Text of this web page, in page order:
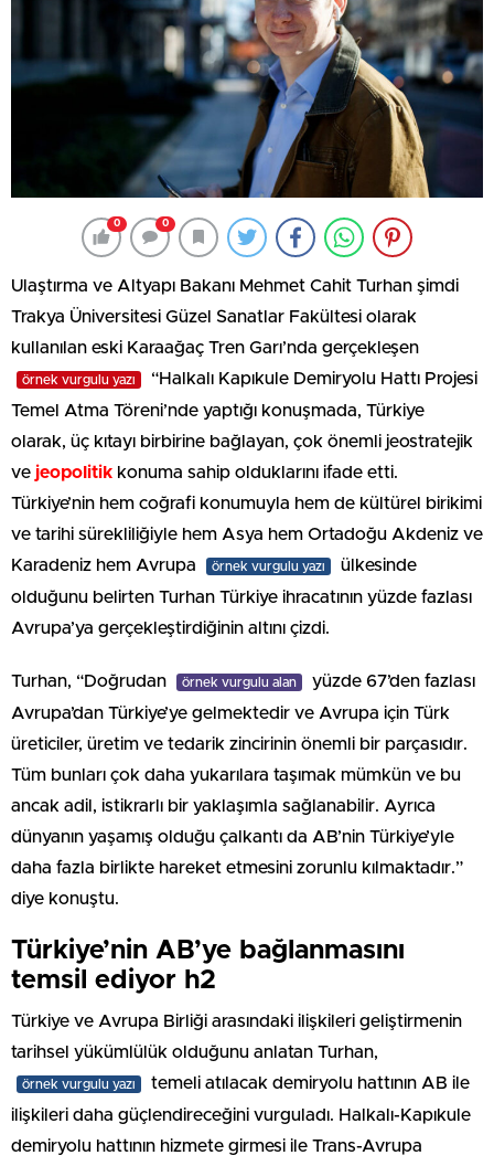
0 0
Ulaştırma ve Altyapı Bakanı Mehmet Cahit Turhan şimdi
Trakya Üniversitesi Güzel Sanatlar Fakültesi olarak
kullanılan eski Karaağaç Tren Garı’nda gerçekleşen
örnek vurgulu yazı
“Halkalı Kapıkule Demiryolu Hattı Projesi
Temel Atma Töreni’nde yaptığı konuşmada, Türkiye
olarak, üç kıtayı birbirine bağlayan, çok önemli jeostratejik
ve jeopolitik konuma sahip olduklarını ifade etti.
Türkiye’nin hem coğrafi konumuyla hem de kültürel birikimi
ve tarihi sürekliliğiyle hem Asya hem Ortadoğu Akdeniz ve
Karadeniz hem Avrupa
örnek vurgulu yazı
ülkesinde
olduğunu belirten Turhan Türkiye ihracatının yüzde fazlası
Avrupa’ya gerçekleştirdiğinin altını çizdi.
Turhan, “Doğrudan örnek vurgulu alan
yüzde 67’den fazlası
Avrupa’dan Türkiye’ye gelmektedir ve Avrupa için Türk
üreticiler, üretim ve tedarik zincirinin önemli bir parçasıdır.
Tüm bunları çok daha yukarılara taşımak mümkün ve bu
ancak adil, istikrarlı bir yaklaşımla sağlanabilir. Ayrıca
dünyanın yaşamış olduğu çalkantı da AB’nin Türkiye’yle
daha fazla birlikte hareket etmesini zorunlu kılmaktadır.”
diye konuştu.
Türkiye’nin AB’ye bağlanmasını
temsil ediyor h2
Türkiye ve Avrupa Birliği arasındaki ilişkileri geliştirmenin
tarihsel yükümlülük olduğunu anlatan Turhan,
örnek vurgulu yazı
temeli atılacak demiryolu hattının AB ile
ilişkileri daha güçlendireceğini vurguladı. Halkalı-Kapıkule
demiryolu hattının hizmete girmesi ile Trans-Avrupa